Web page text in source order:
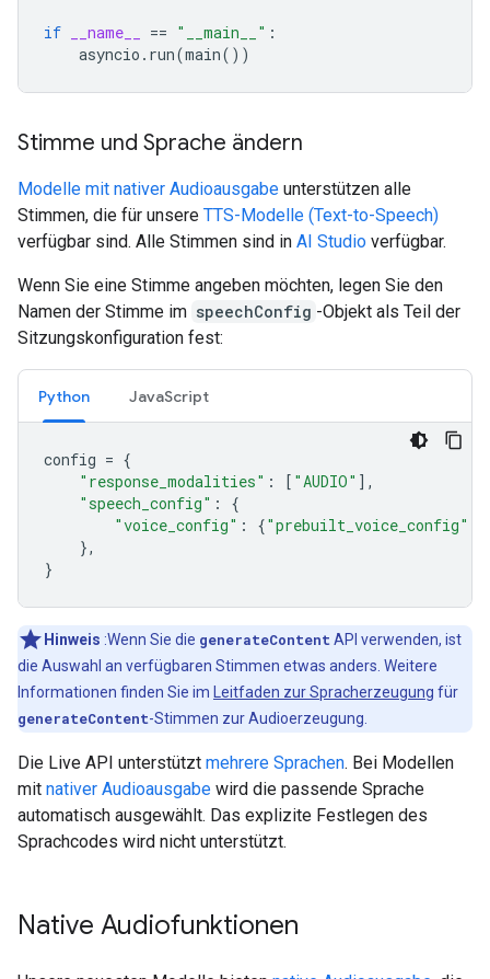
if __name__ == "__main__" :
asyncio . run(main())
Stimme und Sprache ändern
Modelle mit nativer Audioausgabe unterstützen alle
Stimmen, die für unsere TTS-Modelle (Text-to-Speech)
verfügbar sind. Alle Stimmen sind in AI Studio verfügbar.
Wenn Sie eine Stimme angeben möchten, legen Sie den
Namen der Stimme im speechConfig -Objekt als Teil der
Sitzungskonfiguration fest:
Python JavaScript
config = {
"response_modalities" : [ "AUDIO" ],
"speech_config" :
{
"voice_config" : {"prebuilt_voice_config"
},
}
Hinweis :Wenn Sie die generateContent API verwenden, ist
die Auswahl an verfügbaren Stimmen etwas anders. Weitere
Informationen finden Sie im
Leitfaden zur Spracherzeugung für
generateContent-Stimmen zur Audioerzeugung.
Die Live API unterstützt mehrere Sprachen. Bei Modellen
mit nativer Audioausgabe wird die passende Sprache
automatisch ausgewählt. Das explizite Festlegen des
Sprachcodes wird nicht unterstützt.
Native Audiofunktionen